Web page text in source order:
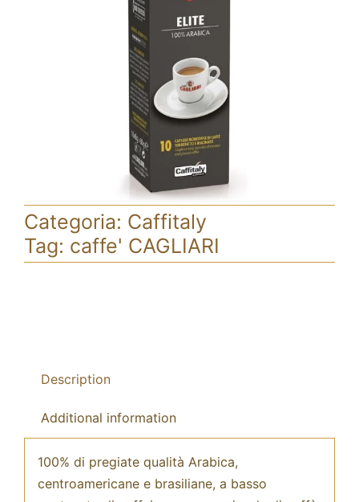
Categoria: Caffitaly
Tag: caffe' CAGLIARI
Description
Additional information
100% di pregiate qualità Arabica,
centroamericane e brasiliane, a basso